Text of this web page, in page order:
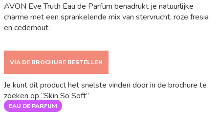
AVON Eve Truth Eau de Parfum benadrukt je natuurlijke
charme met een sprankelende mix van stervrucht, roze fresia
en cederhout.
VIA DE BROCHURE BESTELLEN
Je kunt dit product het snelste vinden door in de brochure te
zoeken op “Skin So Soft”
EAU DE PARFUM